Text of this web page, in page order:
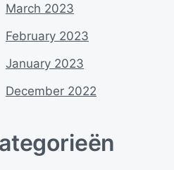
March 2023
February 2023
January 2023
December 2022